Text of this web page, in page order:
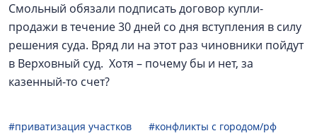
Смольный обязали подписать договор купли-
продажи в течение 30 дней со дня вступления в силу
решения суда. Вряд ли на этот раз чиновники пойдут
в Верховный суд. Хотя – почему бы и нет, за
казенный-то счет?
#приватизация участков
#конфликты с городом/рф